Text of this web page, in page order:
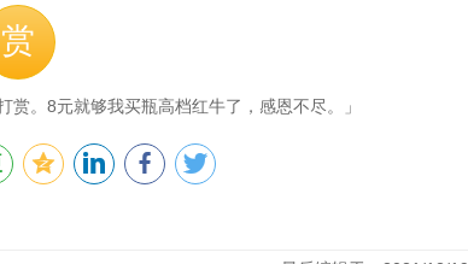
赏
赏。8元就够我买瓶高档红牛了，感恩不尽。」